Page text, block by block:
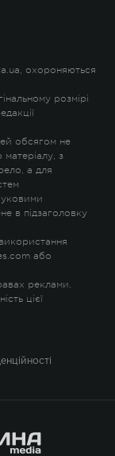
охороняються
розмірі
обсягом не
з
а для
в підзаголовку
або
реклами.
цієї